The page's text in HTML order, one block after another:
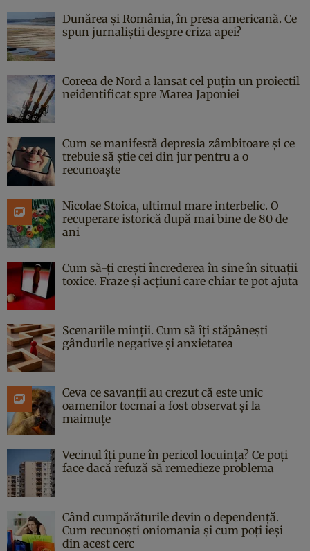
Dunărea și România, în presa americană. Ce
spun jurnaliștii despre criza apei?
Coreea de Nord a lansat cel puțin un proiectil
neidentificat spre Marea Japoniei
Cum se manifestă depresia zâmbitoare și ce
trebuie să știe cei din jur pentru a o
recunoaște
Nicolae Stoica, ultimul mare interbelic. O
recuperare istorică după mai bine de 80 de
ani
Cum să-ți crești încrederea în sine în situații
toxice. Fraze și acțiuni care chiar te pot ajuta
Scenariile minții. Cum să îți stăpânești
gândurile negative și anxietatea
Ceva ce savanții au crezut că este unic
oamenilor tocmai a fost observat și la
maimuțe
Vecinul îți pune în pericol locuința? Ce poți
face dacă refuză să remedieze problema
Când cumpărăturile devin o dependență.
Cum recunoști oniomania și cum poți ieși
din acest cerc